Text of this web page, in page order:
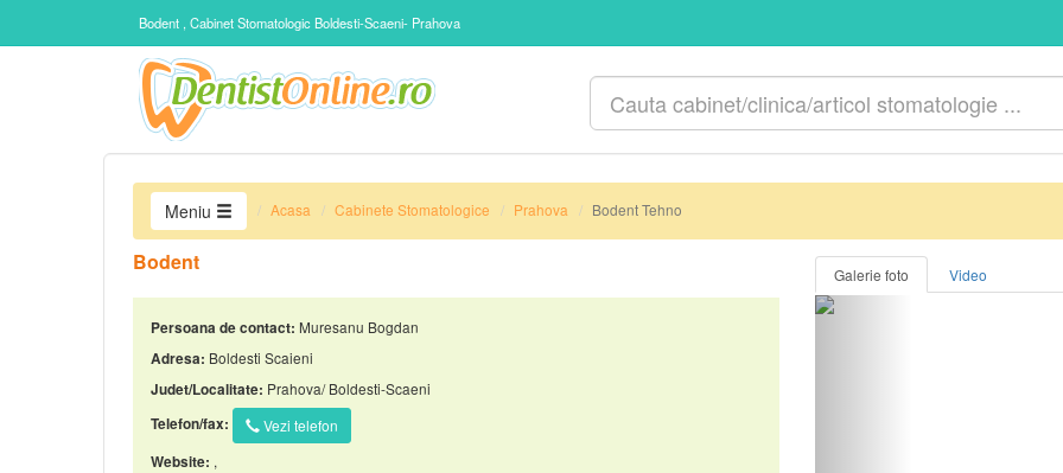
Bodent , Cabinet Stomatologic Boldesti-Scaeni- Prahova
Meniu Acasa Cabinete Stomatologice Prahova Bodent Tehno
Bodent
Persoana de contact: Muresanu Bogdan
Adresa: Boldesti Scaieni
Judet/Localitate: Prahova/ Boldesti-Scaeni
Telefon/fax:
Vezi telefon
Website: ,
Galerie foto Video